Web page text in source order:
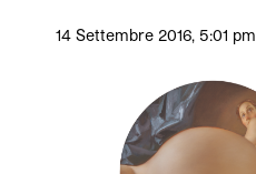
14 Settembre 2016, 5:01